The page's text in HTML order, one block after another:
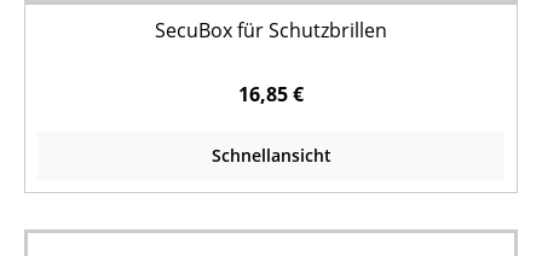
SecuBox für Schutzbrillen
16,85 €
Schnellansicht